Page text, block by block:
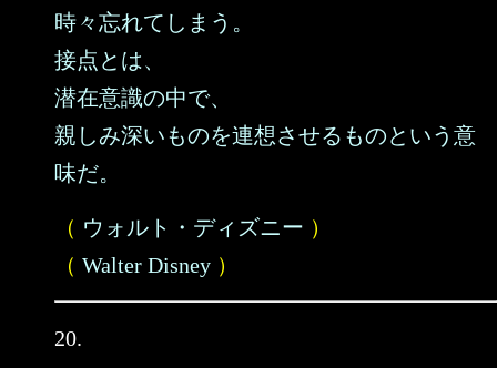
時々忘れてしまう。
接点とは、
潜在意識の中で、
親しみ深いものを連想させるものという意
味だ。
（ ウォルト・ディズニー ）
（ Walter Disney ）
20.